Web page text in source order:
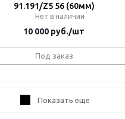
91.191/Z5 56 (60мм)
Нет в наличии
10 000 руб./шт
Под заказ
Показать еще